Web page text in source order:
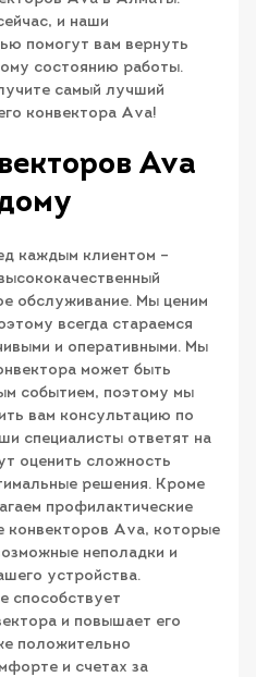
и наши
помогут вам вернуть
состоянию работы.
самый лучший
конвектора Ava!
Ava
каждым клиентом –
обслуживание. Мы ценим
всегда стараемся
и оперативными. Мы
может быть
событием, поэтому мы
вам консультацию по
специалисты ответят на
оценить сложность
решения. Кроме
профилактические
конвекторов Ava, которые
неполадки и
устройства.
способствует
и повышает его
положительно
и счетах за